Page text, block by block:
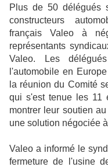
Plus de 50 délégués
constructeurs
français Valeo à
représentants
Valeo. Les
l'automobile en
la réunion du Comité
qui s'est tenue les 11
montrer leur soutien
une solution négociée
Valeo a informé le
fermeture de l'usine